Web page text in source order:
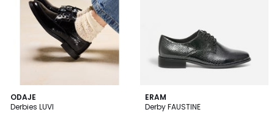
ODAJE
Derbies LUVI
ERAM
Derby FAUSTINE